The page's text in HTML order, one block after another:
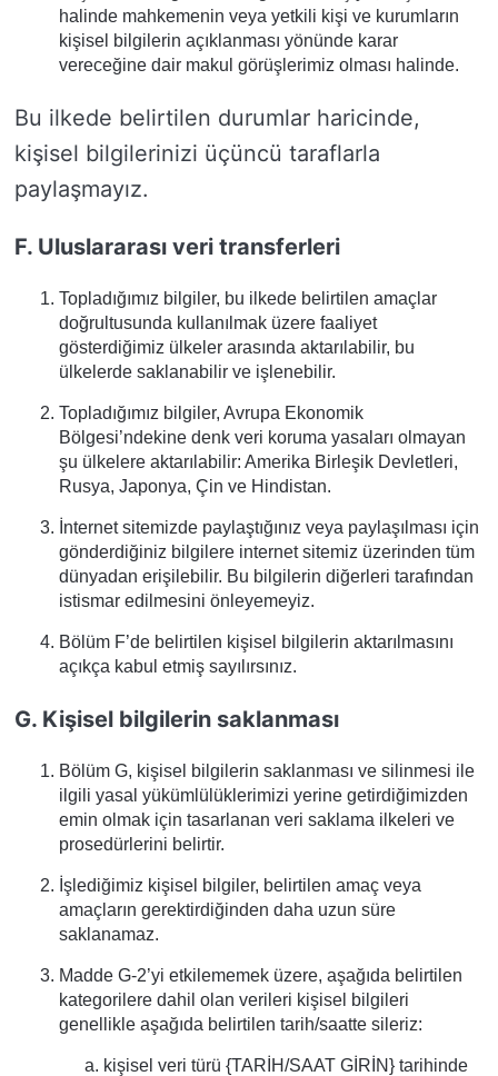
halinde mahkemenin veya yetkili kişi ve kurumların
kişisel bilgilerin açıklanması yönünde karar
vereceğine dair makul görüşlerimiz olması halinde.
Bu ilkede belirtilen durumlar haricinde,
kişisel bilgilerinizi üçüncü taraflarla
paylaşmayız.
F. Uluslararası veri transferleri
Topladığımız bilgiler, bu ilkede belirtilen amaçlar
doğrultusunda kullanılmak üzere faaliyet
gösterdiğimiz ülkeler arasında aktarılabilir, bu
ülkelerde saklanabilir ve işlenebilir.
Topladığımız bilgiler, Avrupa Ekonomik
Bölgesi’ndekine denk veri koruma yasaları olmayan
şu ülkelere aktarılabilir: Amerika Birleşik Devletleri,
Rusya, Japonya, Çin ve Hindistan.
İnternet sitemizde paylaştığınız veya paylaşılması için
gönderdiğiniz bilgilere internet sitemiz üzerinden tüm
dünyadan erişilebilir. Bu bilgilerin diğerleri tarafından
istismar edilmesini önleyemeyiz.
Bölüm F’de belirtilen kişisel bilgilerin aktarılmasını
açıkça kabul etmiş sayılırsınız.
G. Kişisel bilgilerin saklanması
Bölüm G, kişisel bilgilerin saklanması ve silinmesi ile
ilgili yasal yükümlülüklerimizi yerine getirdiğimizden
emin olmak için tasarlanan veri saklama ilkeleri ve
prosedürlerini belirtir.
İşlediğimiz kişisel bilgiler, belirtilen amaç veya
amaçların gerektirdiğinden daha uzun süre
saklanamaz.
Madde G-2’yi etkilememek üzere, aşağıda belirtilen
kategorilere dahil olan verileri kişisel bilgileri
genellikle aşağıda belirtilen tarih/saatte sileriz:
kişisel veri türü {TARİH/SAAT GİRİN} tarihinde